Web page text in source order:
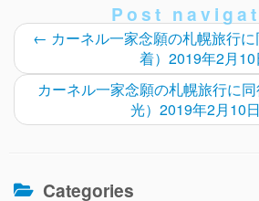
Post
← カーネル一家念願の札幌旅行
着）2019年2月10
カーネル一家念願の札幌旅行に
光）2019年2月10日
Categories